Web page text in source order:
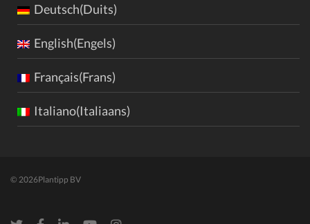
Deutsch(Duits)
English(Engels)
Français(Frans)
Italiano(Italiaans)
© 2026Plantipp BV